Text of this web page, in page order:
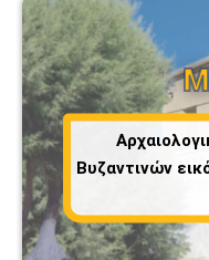
Βυζαντινών